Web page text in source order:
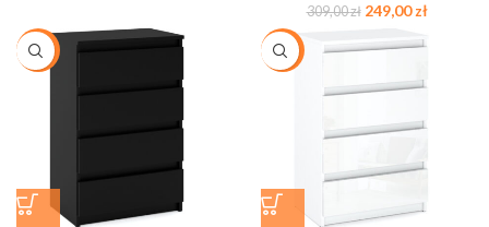
309,00zł 249,00zł
-20% -20%